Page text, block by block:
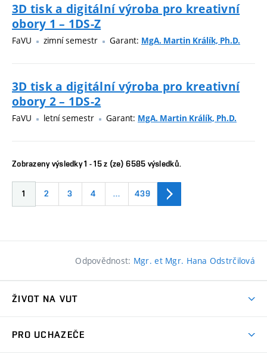
3D tisk a digitální výroba pro kreativní
obory 1 – 1DS-Z
FaVU zimní semestr Garant: MgA. Martin Králík, Ph.D.
3D tisk a digitální výroba pro kreativní
obory 2 – 1DS-2
FaVU letní semestr Garant: MgA. Martin Králík, Ph.D.
Zobrazeny výsledky 1 - 15 z (ze) 6585 výsledků.
1 2 3 4 … 439
Odpovědnost: Mgr. et Mgr. Hana Odstrčilová
ŽIVOT NA VUT
PRO UCHAZEČE